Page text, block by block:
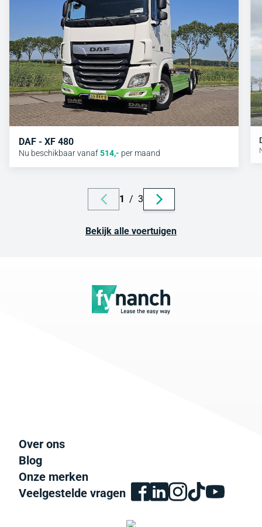
DAF - XF 480
Nu beschikbaar vanaf514,- per maand
1 / 3
Bekijk alle voertuigen
Over ons
Blog
Onze merken
Veelgestelde vragen